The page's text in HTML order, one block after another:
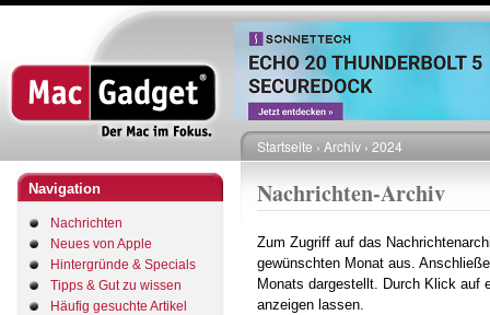
Direkt
zum
Inhalt
Navigation
Nachrichten
Neues von Apple
Hintergründe & Specials
Tipps & Gut zu wissen
Häufig gesuchte Artikel
Pfadnavigation
Startseite Archiv 2024
Nachrichten-Archiv
Zum Zugriff auf das
gewünschten Monat aus.
Monats dargestellt. Durch Klick auf
anzeigen lassen.